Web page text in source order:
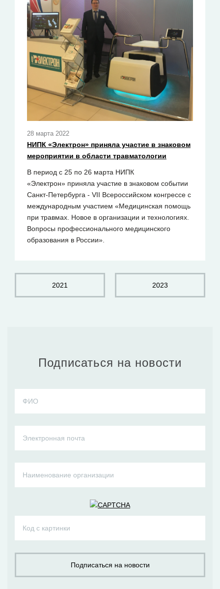
28 марта 2022
НИПК «Электрон» приняла участие в знаковом
мероприятии в области травматологии
В период с 25 по 26 марта НИПК
«Электрон» приняла участие в знаковом событии
Санкт-Петербурга - VII Всероссийском конгрессе с
международным участием «Медицинская помощь
при травмах. Новое в организации и технологиях.
Вопросы профессионального медицинского
образования в России».
2021 2023
Подписаться на новости